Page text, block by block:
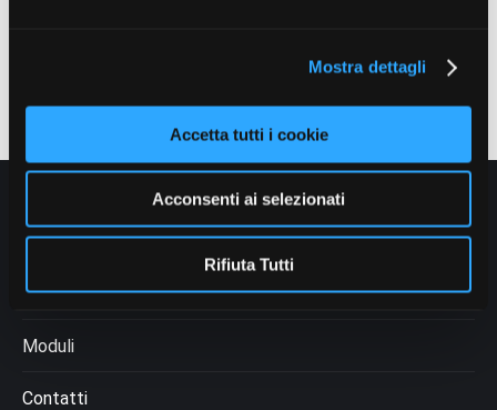
Mostra dettagli
Accetta tutti i cookie
Acconsenti ai selezionati
Rifiuta Tutti
Chi siamo
Come fare per
Moduli
Contatti